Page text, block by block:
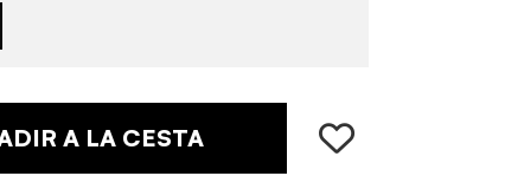
A LA CESTA